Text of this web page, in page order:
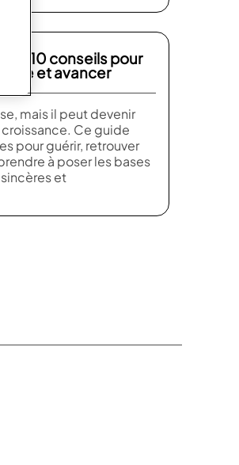
: 10 conseils pour
et avancer
mais il peut devenir
Ce guide
pour guérir, retrouver
à poser les bases
et